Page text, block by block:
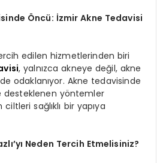
Öncü: İzmir Akne Tedavisi
edilen hizmetlerinden biri
, yalnızca akneye değil, akne
odaklanıyor. Akne tedavisinde
desteklenen yöntemler
ciltleri sağlıklı bir yapıya
Neden Tercih Etmelisiniz?